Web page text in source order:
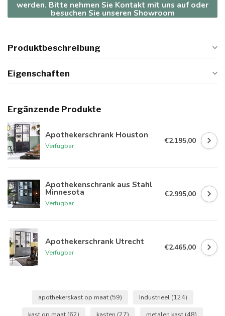
werden. Bitte nehmen Sie Kontakt mit uns auf oder
besuchen Sie unseren Showroom
Produktbeschreibung
Eigenschaften
Ergänzende Produkte
Apothekerschrank Houston
Verfügbar
€2.195,00
Apothekenschrank aus Stahl
Minnesota
Verfügbar
€2.995,00
Apothekerschrank Utrecht
Verfügbar
€2.465,00
apothekerskast op maat (59) Industriëel (124)